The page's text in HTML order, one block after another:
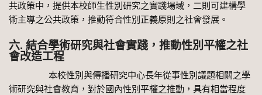
共政策中，提供本校師生性別研究之實踐場域，二則可建構學
術主導之公共政策，推動符合性別正義原則之社會發展。
六. 結合學術研究與社會實踐，推動性別平權之社
會改造工程
本校性別與傳播研究中心長年從事性別議題相關之學
術研究與社會教育，對於國內性別平權之推動，具有相當程度